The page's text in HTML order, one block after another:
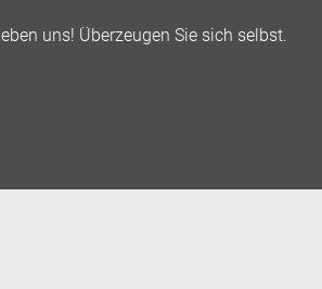
uns! Überzeugen Sie sich selbst.